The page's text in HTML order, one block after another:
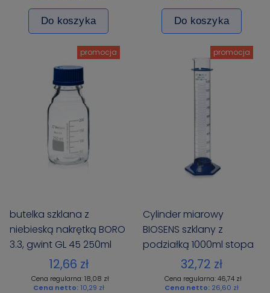
Do koszyka Do koszyka
butelka szklana z
niebieską nakrętką BORO
3.3, gwint GL 45 250ml
12,66 zł
Cena regularna: 18,08 zł
Cena netto: 10,29 zł
promocja
Cylinder miarowy
BIOSENS szklany z
podziałką 1000ml stopa
32,72 zł
Cena regularna: 46,74 zł
Cena netto: 26,60 zł
promocja